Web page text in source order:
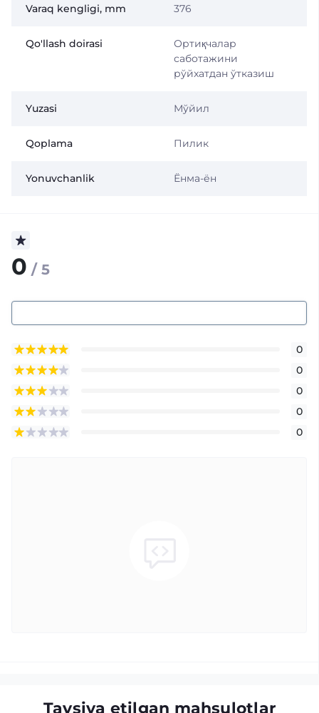
Varaq kengligi, mm 376
Qo'llash doirasi
Ортиқчалар
саботажини
рўйxатдан ўтказиш
Yuzasi Мўйил
Qoplama Пилик
Yonuvchanlik Ёнма-ён
0 / 5
0
0
0
0
0
Tavsiya etilgan mahsulotlar